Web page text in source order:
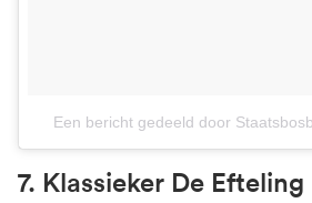
Een bericht gedeeld door
7. Klassieker De Efteling